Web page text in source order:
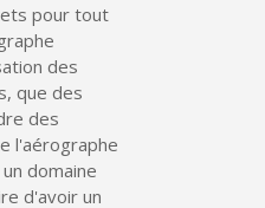
pour tout
des
que des
des
l'aérographe
domaine
d'avoir un